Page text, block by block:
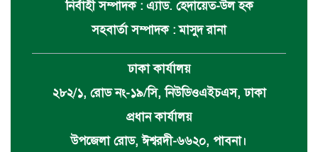
নির্বাহী সম্পাদক : এ্যাড. হেদায়েত-উল হক
সহবার্তা সম্পাদক : মাসুদ রানা
ঢাকা কার্যালয়
২৮২/১, রোড নং-১৯/সি, নিউডিওএইচএস, ঢাকা
প্রধান কার্যালয়
উপজেলা রোড, ঈশ্বরদী-৬৬২০, পাবনা।